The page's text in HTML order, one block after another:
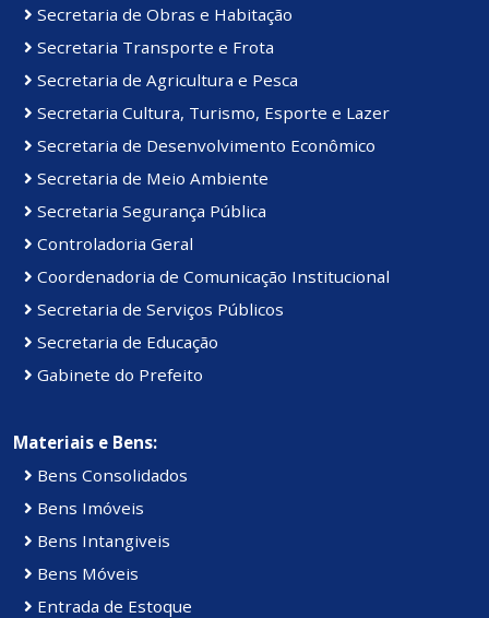
Secretaria de Obras e Habitação
Secretaria Transporte e Frota
Secretaria de Agricultura e Pesca
Secretaria Cultura, Turismo, Esporte e Lazer
Secretaria de Desenvolvimento Econômico
Secretaria de Meio Ambiente
Secretaria Segurança Pública
Controladoria Geral
Coordenadoria de Comunicação Institucional
Secretaria de Serviços Públicos
Secretaria de Educação
Gabinete do Prefeito
Materiais e Bens:
Bens Consolidados
Bens Imóveis
Bens Intangiveis
Bens Móveis
Entrada de Estoque